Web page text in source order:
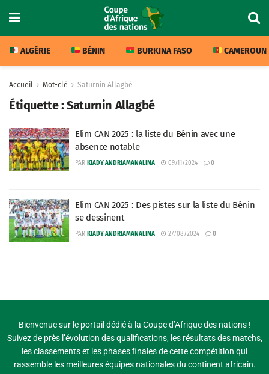
ALGÉRIE BÉNIN BURKINA FASO CAMEROUN
Accueil Mot-clé Saturnin Allagbé
Étiquette :Saturnin Allagbé
Elim CAN 2025 : la liste du Bénin avec une
absence notable
PAR KIADY ANDRIAMANALINA 09/11/2024 0
Elim CAN 2025 : Des pistes sur la liste du Bénin
se dessinent
PAR KIADY ANDRIAMANALINA 27/08/2024 0
Bienvenue sur le portail dédié à la Coupe d’Afrique des nations !
Suivez de près l’évolution des qualifications, les résultats des matchs,
les classements et les phases finales de cette compétition qui
rassemble les meilleures équipes nationales du continent africain.